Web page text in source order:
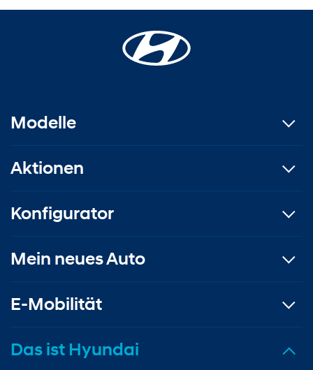
Modelle
Aktionen
Konfigurator
Mein neues Auto
E-Mobilität
Das ist Hyundai